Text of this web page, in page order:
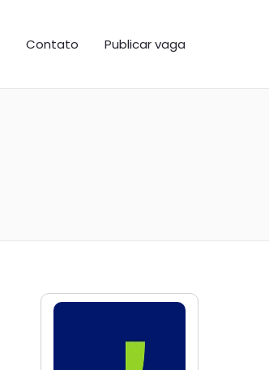
Contato Publicar vaga